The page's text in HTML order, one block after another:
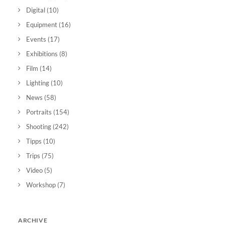
Digital (10)
Equipment (16)
Events (17)
Exhibitions (8)
Film (14)
Lighting (10)
News (58)
Portraits (154)
Shooting (242)
Tipps (10)
Trips (75)
Video (5)
Workshop (7)
ARCHIVE